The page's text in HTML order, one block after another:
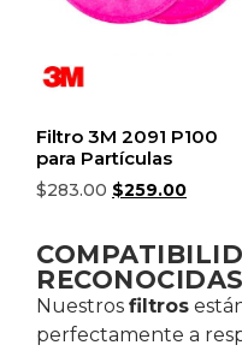
Filtro 3M 2091 P100
para Partículas
$283.00 $259.00
RECONOCIDAS
Nuestros filtros
perfectamente a